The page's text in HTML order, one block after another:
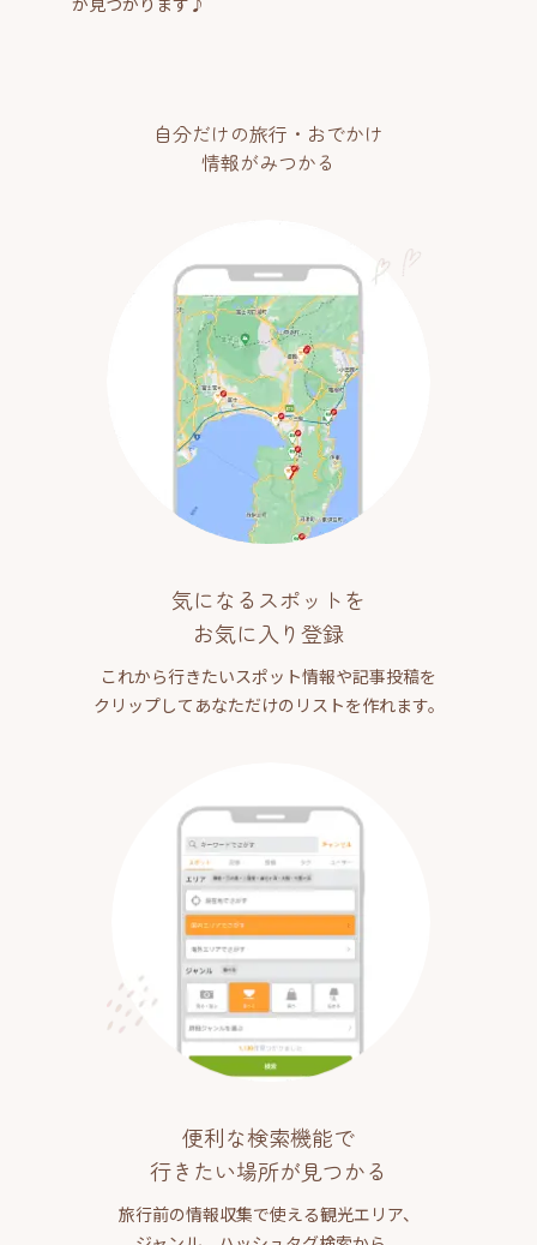
自分だけの旅行・おでかけ
情報がみつかる
気になるスポットを
お気に入り登録
これから行きたいスポット情報や記事投稿を
クリップしてあなただけのリストを作れます。
便利な検索機能で
行きたい場所が見つかる
旅行前の情報収集で使える観光エリア、